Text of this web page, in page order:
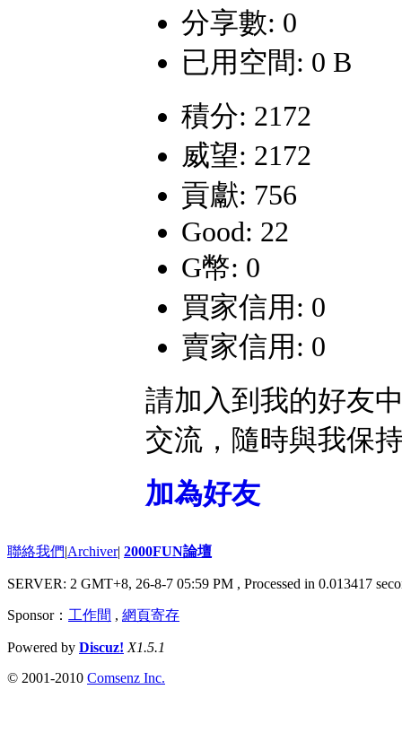
分享數: 0
已用空間: 0 B
積分: 2172
威望: 2172
貢獻: 756
Good: 22
G幣: 0
買家信用: 0
賣家信用: 0
請加入到我的好友
交流，隨時與我保
加為好友
聯絡我們|Archiver| 2000FUN論壇
SERVER: 2 GMT+8, 26-8-7 05:59 PM , Processed in 0.013417
Sponsor： 工作間 , 網頁寄存
Powered by Discuz! X1.5.1
© 2001-2010 Comsenz Inc.